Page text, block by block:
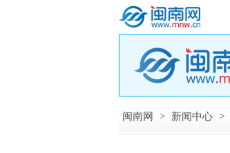
闽南网 > 新闻中心 >